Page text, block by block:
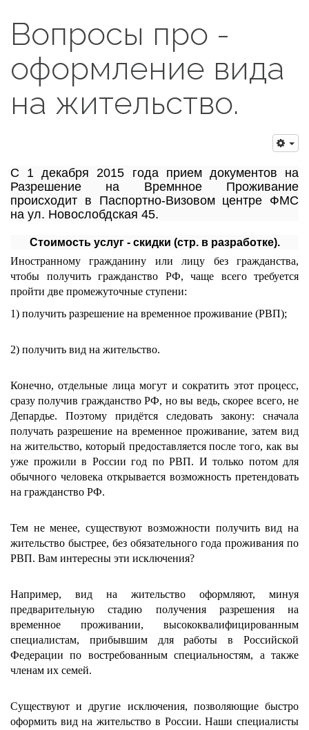
Вопросы про -
оформление вида
на жительство.
С 1 декабря 2015 года прием документов на
Разрешение на Времнное Проживание
происходит в Паспортно-Визовом центре ФМС
на ул. Новослобдская 45.
Стоимость услуг - скидки (стр. в разработке).
Иностранному гражданину или лицу без гражданства,
чтобы получить гражданство РФ, чаще всего требуется
пройти две промежуточные ступени:
1) получить разрешение на временное проживание (РВП);
2) получить вид на жительство.
Конечно, отдельные лица могут и сократить этот процесс,
сразу получив гражданство РФ, но вы ведь, скорее всего, не
Депардье. Поэтому придётся следовать закону: сначала
получать разрешение на временное проживание, затем вид
на жительство, который предоставляется после того, как вы
уже прожили в России год по РВП. И только потом для
обычного человека открывается возможность претендовать
на гражданство РФ.
Тем не менее, существуют возможности получить вид на
жительство быстрее, без обязательного года проживания по
РВП. Вам интересны эти исключения?
Например, вид на жительство оформляют, минуя
предварительную стадию получения разрешения на
временное проживании, высококвалифицированным
специалистам, прибывшим для работы в Российской
Федерации по востребованным специальностям, а также
членам их семей.
Существуют и другие исключения, позволяющие быстро
оформить вид на жительство в России. Наши специалисты